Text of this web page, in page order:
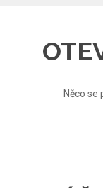
Něco se